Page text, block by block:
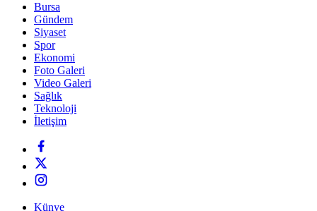
Bursa
Gündem
Siyaset
Spor
Ekonomi
Foto Galeri
Video Galeri
Sağlık
Teknoloji
İletişim
Künye